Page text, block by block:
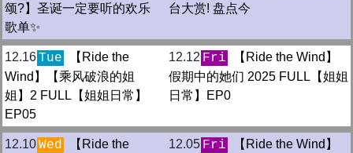
颂?】圣诞一定要听的欢乐
歌单✨
台大赏! 盘点今
12.16Tue
【Ride the
Wind】【乘风破浪的姐
姐】2 FULL【姐姐日常】
EP05
12.12 Fri
【Ride the Wind】
假期中的她们 2025 FULL【姐姐
日常】EP0
12.10Wed
【Ride the
12.05 Fri
【Ride the Wind】